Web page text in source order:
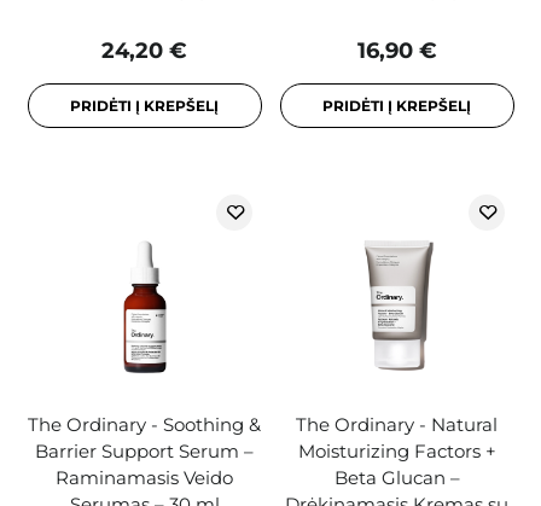
24,20 €
PRIDĖTI Į KREPŠELĮ
16,90 €
PRIDĖTI Į KREPŠELĮ
The Ordinary - Soothing &
Barrier Support Serum –
Raminamasis Veido
The Ordinary - Natural
Moisturizing Factors +
Beta Glucan –